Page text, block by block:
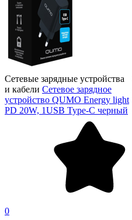
Сетевые зарядные устройства
и кабели Сетевое зарядное
устройство QUMO Energy light
PD 20W, 1USB Type-C черный
0